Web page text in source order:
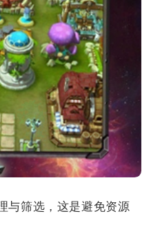
与筛选，这是避免资源